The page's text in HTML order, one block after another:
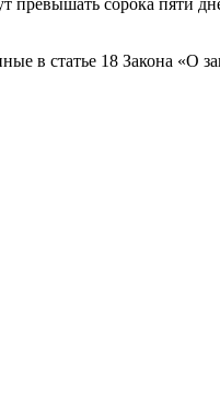
в статье 18 Закона «О